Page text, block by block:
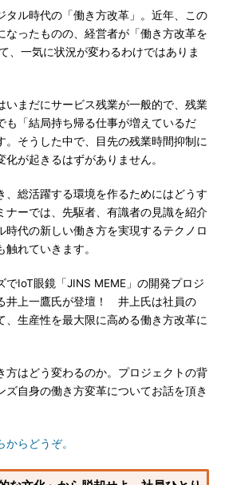
ル時代の「働き方改革」。近年、この
なったものの、経営者が「働き方改革を
、一気に状況が変わるわけではありま
まだにサービス残業が一般的で、残業
も「結局持ち帰る仕事が増えているだ
。そうした中で、目先の残業時間抑制に
が起きるはずがありません。
総活躍する環境を作るためにはどうす
ーでは、先駆者、有識者の見識を紹介
時代の新しい働き方を実現するテクノロ
れていきます。
IoT眼鏡「JINS MEME」の開発プロジ
井上一鷹氏が登壇！ 井上氏は社員の
、生産性を最大限に高める働き方改革に
はどう変わるのか。プロジェクトの背
ズ自身の働き方変革についてお話を頂き
からどうぞ。